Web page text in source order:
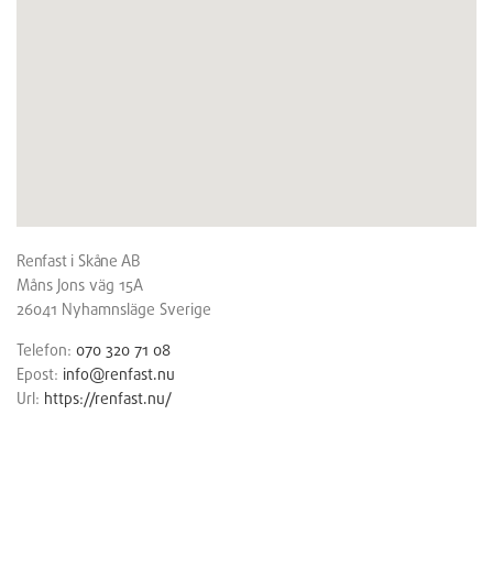
Renfast i Skåne AB
Måns Jons väg 15A
26041 Nyhamnsläge Sverige
Telefon: 070 320 71 08
Epost: info@renfast.nu
Url: https://renfast.nu/